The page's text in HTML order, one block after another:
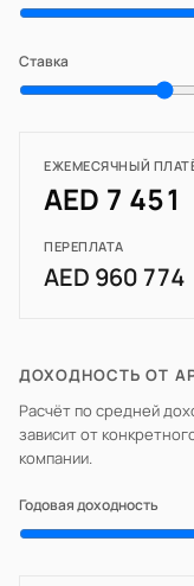
Ставка
ЕЖЕМЕСЯЧНЫЙ
AED 7 451
ПЕРЕПЛАТА
AED 960 774
ДОХОДНОСТЬ ОТ
Расчёт по средней
зависит от
компании.
Годовая доходность